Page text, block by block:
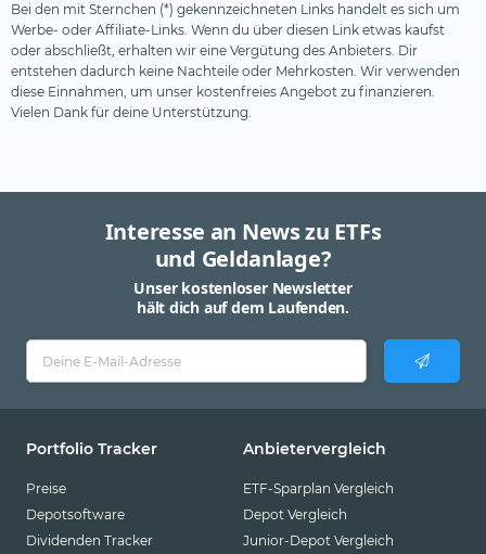
Bei den mit Sternchen (*) gekennzeichneten Links handelt es sich um
Werbe- oder Affiliate-Links. Wenn du über diesen Link etwas kaufst
oder abschließt, erhalten wir eine Vergütung des Anbieters. Dir
entstehen dadurch keine Nachteile oder Mehrkosten. Wir verwenden
diese Einnahmen, um unser kostenfreies Angebot zu finanzieren.
Vielen Dank für deine Unterstützung.
Interesse an News zu ETFs
und Geldanlage?
Unser kostenloser Newsletter
hält dich auf dem Laufenden.
Portfolio Tracker
Preise
Depotsoftware
Dividenden Tracker
Anbietervergleich
ETF-Sparplan Vergleich
Depot Vergleich
Junior-Depot Vergleich